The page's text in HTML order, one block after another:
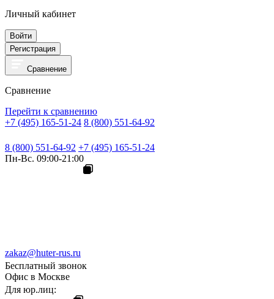
Личный кабинет
Войти
Регистрация
Сравнение
Сравнение
Перейти к сравнению
+7 (495) 165-51-24 8 (800) 551-64-92
8 (800) 551-64-92 +7 (495) 165-51-24
Пн-Вс. 09:00-21:00
zakaz@huter-rus.ru
Бесплатный звонок
Офис в Москве
Для юр.лиц: